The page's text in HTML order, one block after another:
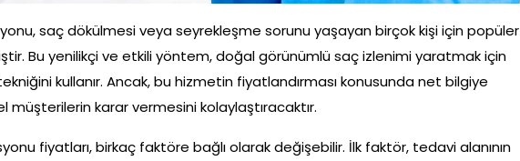
saç dökülmesi veya seyrekleşme sorunu yaşayan birçok kişi için popüler
Bu yenilikçi ve etkili yöntem, doğal görünümlü saç izlenimi yaratmak için
kullanır. Ancak, bu hizmetin fiyatlandırması konusunda net bilgiye
müşterilerin karar vermesini kolaylaştıracaktır.
fiyatları, birkaç faktöre bağlı olarak değişebilir. İlk faktör, tedavi alanının